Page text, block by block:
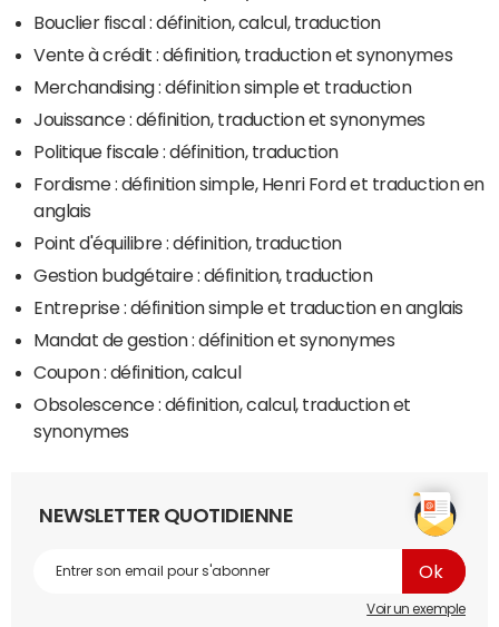
Bouclier fiscal : définition, calcul, traduction
Vente à crédit : définition, traduction et synonymes
Merchandising : définition simple et traduction
Jouissance : définition, traduction et synonymes
Politique fiscale : définition, traduction
Fordisme : définition simple, Henri Ford et traduction en
anglais
Point d'équilibre : définition, traduction
Gestion budgétaire : définition, traduction
Entreprise : définition simple et traduction en anglais
Mandat de gestion : définition et synonymes
Coupon : définition, calcul
Obsolescence : définition, calcul, traduction et
synonymes
NEWSLETTER QUOTIDIENNE
Voir un exemple